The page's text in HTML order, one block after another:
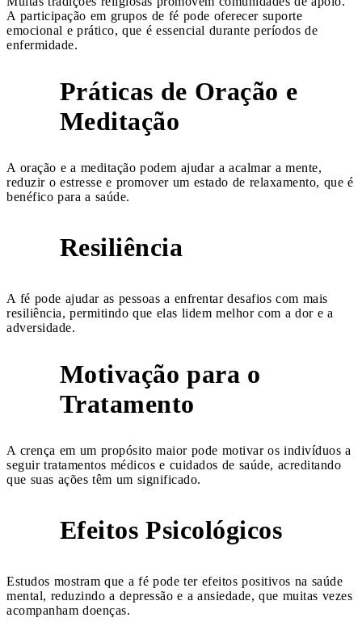
A participação em grupos de fé pode oferecer suporte
emocional e prático, que é essencial durante períodos de
enfermidade.
Práticas de Oração e
Meditação
A oração e a meditação podem ajudar a acalmar a mente,
reduzir o estresse e promover um estado de relaxamento, que é
benéfico para a saúde.
Resiliência
A fé pode ajudar as pessoas a enfrentar desafios com mais
resiliência, permitindo que elas lidem melhor com a dor e a
adversidade.
Motivação para o
Tratamento
A crença em um propósito maior pode motivar os indivíduos a
seguir tratamentos médicos e cuidados de saúde, acreditando
que suas ações têm um significado.
Efeitos Psicológicos
Estudos mostram que a fé pode ter efeitos positivos na saúde
mental, reduzindo a depressão e a ansiedade, que muitas vezes
acompanham doenças.